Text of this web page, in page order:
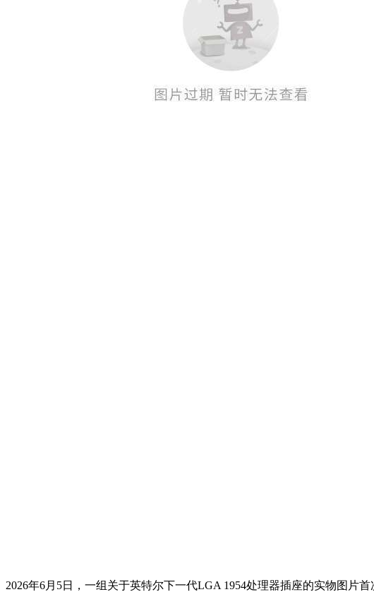
2026年6月5日，一组关于英特尔下一代LGA 1954处理器插座的实物图片